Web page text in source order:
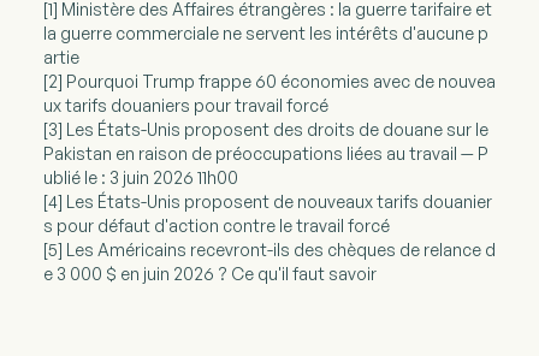
[1] Ministère des Affaires étrangères : la guerre tarifaire et
la guerre commerciale ne servent les intérêts d'aucune p
artie
[2] Pourquoi Trump frappe 60 économies avec de nouvea
ux tarifs douaniers pour travail forcé
[3] Les États-Unis proposent des droits de douane sur le
Pakistan en raison de préoccupations liées au travail — P
ublié le : 3 juin 2026 11h00
[4] Les États-Unis proposent de nouveaux tarifs douanier
s pour défaut d'action contre le travail forcé
[5] Les Américains recevront-ils des chèques de relance d
e 3 000 $ en juin 2026 ? Ce qu'il faut savoir